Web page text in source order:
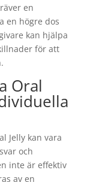
en
en högre dos
kan hjälpa
för att
Oral
Jelly kan vara
och
inte är effektiv
av en